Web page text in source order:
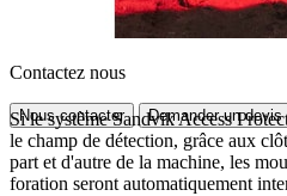
Contactez nous
Nous contacter Demander un devis
Si le système Sandvik Access
le champ de détection, grâce aux
part et d'autre de la machine, les
foration seront automatiquement